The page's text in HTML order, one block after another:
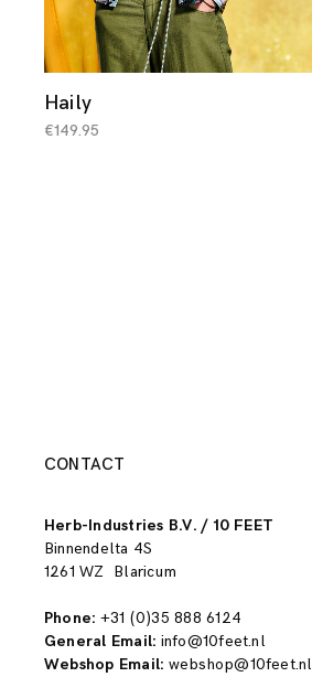
Haily
€149.95
CONTACT
Herb-Industries B.V. / 10 FEET
Binnendelta 4S
1261 WZ Blaricum
Phone: +31 (0)35 888 6124
General Email: info@10feet.nl
Webshop Email: webshop@10feet.nl